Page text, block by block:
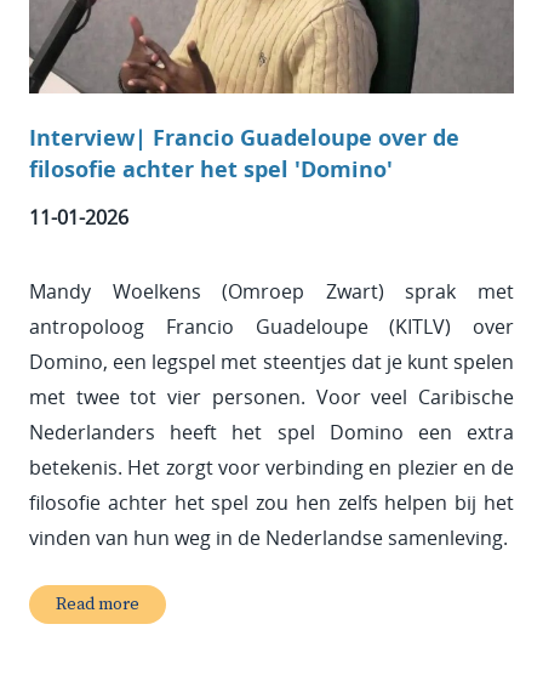
Interview| Francio Guadeloupe over de
filosofie achter het spel 'Domino'
11-01-2026
Mandy Woelkens (Omroep Zwart) sprak met
antropoloog Francio Guadeloupe (KITLV) over
Domino, een legspel met steentjes dat je kunt spelen
met twee tot vier personen. Voor veel Caribische
Nederlanders heeft het spel Domino een extra
betekenis. Het zorgt voor verbinding en plezier en de
filosofie achter het spel zou hen zelfs helpen bij het
vinden van hun weg in de Nederlandse samenleving.
Read more